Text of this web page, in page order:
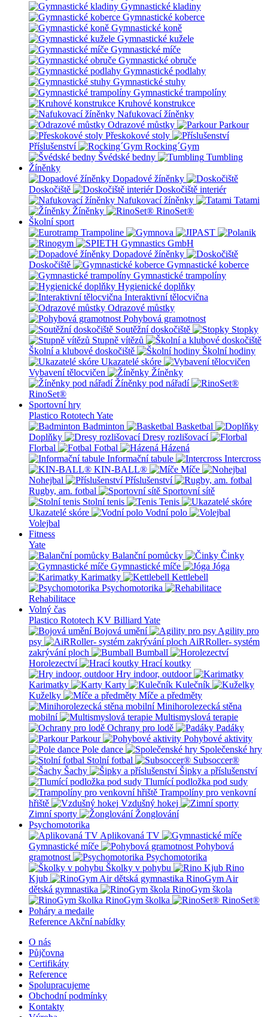
Gymnastické kladiny
Gymnastické koberce
Gymnastické koně
Gymnastické kužele
Gymnastické míče
Gymnastické obruče
Gymnastické podlahy
Gymnastické stuhy
Gymnastické trampolíny
Kruhové konstrukce
Nafukovací žíněnky
Odrazové můstky
Parkour
Přeskokové stoly
Příslušenství
Rocking´Gym
Švédské bedny
Tumbling
Žíněnky
Dopadové žíněnky
Doskočiště
Doskočiště interiér
Nafukovací žíněnky
Tatami
Žíněnky
RinoSet®
Školní sport
Dopadové žíněnky
Doskočiště
Gymnastické koberce
Gymnastické trampolíny
Hygienické doplňky
Interaktivní tělocvična
Odrazové můstky
Pohybová gramotnost
Soutěžní doskočiště
Stopky
Stupně vítězů
Školní a klubové doskočiště
Školní hodiny
Ukazatelé skóre
Vybavení tělocvičen
Žíněnky
Žíněnky pod nářadí
RinoSet®
Sportovní hry
Plastico RototechYate
Badminton
Basketbal
Doplňky
Dresy rozlišovací
Florbal
Fotbal
Házená
Informační tabule
Intercross
KIN-BALL®
Míče
Nohejbal
Příslušenství
Rugby, am. fotbal
Sportovní sítě
Stolní tenis
Tenis
Ukazatelé skóre
Vodní polo
Volejbal
Fitness
Yate
Balanční pomůcky
Činky
Gymnastické míče
Jóga
Karimatky
Kettlebell
Psychomotorika
Rehabilitace
Volný čas
Plastico Rototech KV BilliardYate
Bojová umění
Agility pro
psy
AiRRoller- systém
zakrývání ploch
Bumball
Horolezectví
Hrací koutky
Hry indoor, outdoor
Karimatky
Karty
Kulečník
Kuželky
Míče a předměty
Minihorolezecká stěna
mobilní
Multismyslová terapie
Ochrany pro lodě
Padáky
Parkour
Pohybové aktivity
Pole dance
Společenské hry
Stolní fotbal
Subsoccer®
Šachy
Šipky a příslušenství
Tlumící podložka pod sudy
Trampolíny pro venkovní
hřiště
Vzdušný hokej
Zimní sporty
Žonglování
Psychomotorika
Aplikovaná TV
Gymnastické míče
Pohybová
gramotnost
Psychomotorika
Školky v pohybu
Rino
Kjub
RinoGym Air
dětská gymnastika
RinoGym škola
RinoGym školka
RinoSet®
Poháry a medaile
ReferenceAkční nabídky
O nás
Půjčovna
Certifikáty
Reference
Spolupracujeme
Obchodní podmínky
Kontakty